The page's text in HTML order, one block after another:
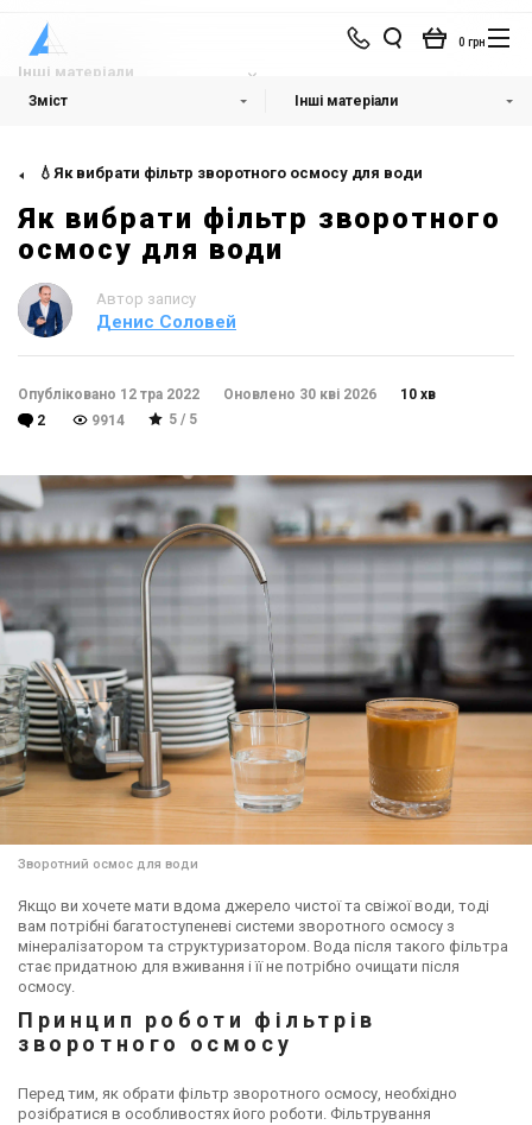
0 грн
Інші матеріали
Зміст Інші матеріали
💧Як вибрати фільтр зворотного осмосу для води
Як вибрати фільтр зворотного
осмосу для води
Автор запису
Денис Соловей
Опубліковано 12 тра 2022 Оновлено 30 кві 2026
10 хв
2
9914 5 / 5
Зворотний осмос для води
Якщо ви хочете мати вдома джерело чистої та свіжої води, тоді
вам потрібні багатоступеневі системи зворотного осмосу з
мінералізатором та структуризатором. Вода після такого фільтра
стає придатною для вживання і її не потрібно очищати після
осмосу.
Принцип роботи фільтрів
зворотного осмосу
Перед тим, як обрати фільтр зворотного осмосу, необхідно
розібратися в особливостях його роботи. Фільтрування